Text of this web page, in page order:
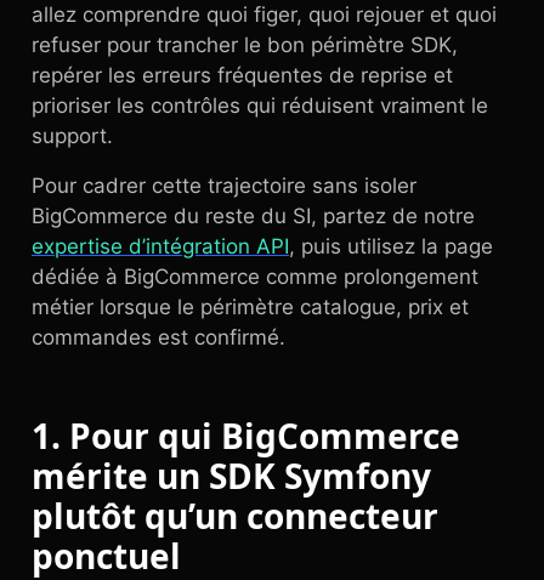
allez comprendre quoi figer, quoi rejouer et quoi
refuser pour trancher le bon périmètre SDK,
repérer les erreurs fréquentes de reprise et
prioriser les contrôles qui réduisent vraiment le
support.
Pour cadrer cette trajectoire sans isoler
BigCommerce du reste du SI, partez de notre
expertise d’intégration API, puis utilisez la page
dédiée à BigCommerce comme prolongement
métier lorsque le périmètre catalogue, prix et
commandes est confirmé.
1. Pour qui BigCommerce
mérite un SDK Symfony
plutôt qu’un connecteur
ponctuel